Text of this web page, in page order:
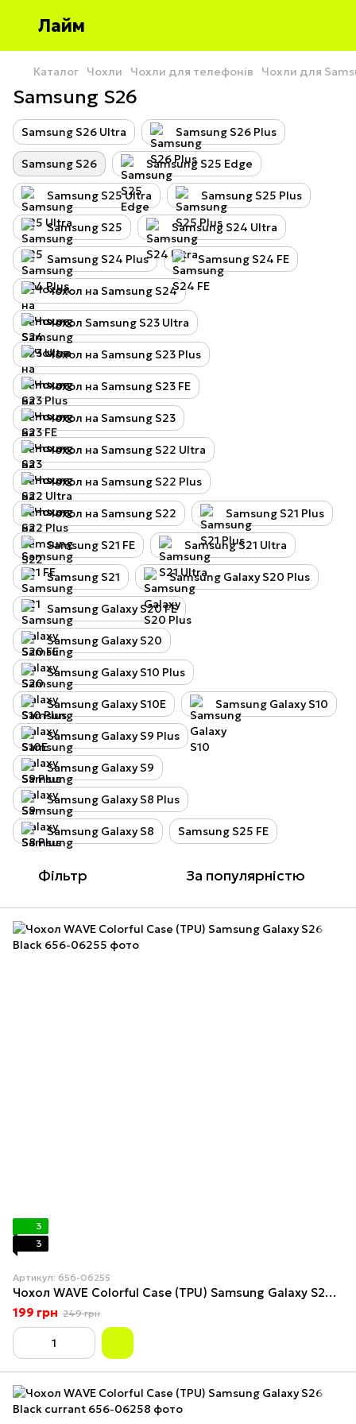
Лайм
Каталог Чохли Чохли для телефонів Чохли для
Samsung S26
Samsung S26 Ultra Samsung S26 Plus
Samsung S26 Samsung S25 Edge
Samsung S25 Ultra Samsung S25 Plus
Samsung S25 Samsung S24 Ultra
Samsung S24 Plus Samsung S24 FE
Чохол на Samsung S24
Чохол Samsung S23 Ultra
Чохол на Samsung S23 Plus
Чохол на Samsung S23 FE
Чохол на Samsung S23
Чохол на Samsung S22 Ultra
Чохол на Samsung S22 Plus
Чохол на Samsung S22 Samsung S21 Plus
Samsung S21 FE Samsung S21 Ultra
Samsung S21 Samsung Galaxy S20 Plus
Samsung Galaxy S20 FE
Samsung Galaxy S20
Samsung Galaxy S10 Plus
Samsung Galaxy S10E Samsung Galaxy S10
Samsung Galaxy S9 Plus
Samsung Galaxy S9
Samsung Galaxy S8 Plus
Samsung Galaxy S8 Samsung S25 FE
Фільтр За популярністю
3
3
Артикул: 656-06255
Чохол WAVE Colorful Case (TPU) Samsung Galaxy S26 Black
199 грн 249 грн